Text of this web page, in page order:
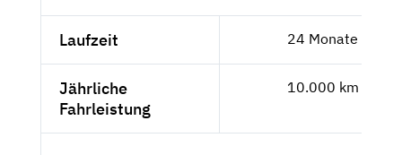
Laufzeit 24 Monate
Jährliche
Fahrleistung
10.000 km